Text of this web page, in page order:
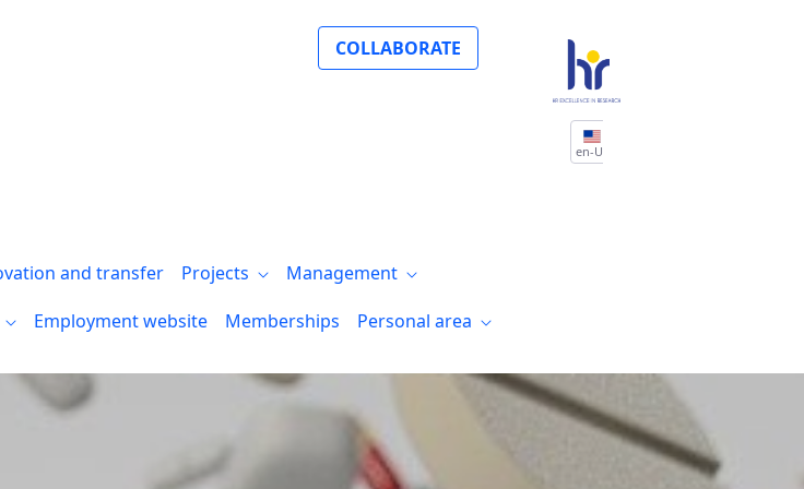
COLLABORATE
en-US
and transfer Projects
Management
Employment website Memberships Personal area